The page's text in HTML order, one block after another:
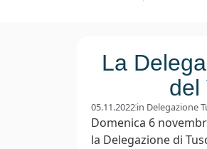
La
del
05.11.2022in Delegazione
Domenica 6
la Delegazione di